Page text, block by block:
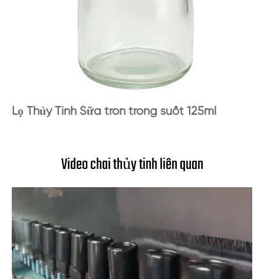
Lọ Thủy Tinh Sữa tròn trong suốt 125ml
Video chai thủy tinh liên quan